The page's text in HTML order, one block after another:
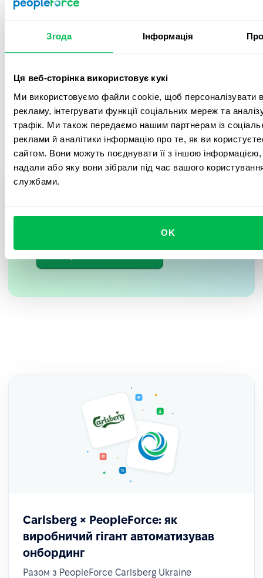
Згода Інформація
Ця веб-сторінка використовує кукі
Ми використовуємо файли cookie, щоб персоналізувати
рекламу, інтегрувати функції соціальних мереж та
трафік. Ми також передаємо нашим партнерам із
реклами й аналітики інформацію про те, як ви
сайтом. Вони можуть поєднувати її з іншою інформацією,
надали або яку вони зібрали під час вашого
службами.
OK
Виняткова підтримка
усі питання того ж дня».
Постійні оновлення та розвиток
вдосконаленні. «Лише за кілька місяців ми вже
побачили багато покращень – і це допомагає
нам підвищувати якість власного сервісу».
Впровадження лише за 1 місяць
Миттєве 100% залучення співробітників
LATAM-командою
до 5 хвилин, як Open IT? 🚀
Забронювати демо
Carlsberg × PeopleForce: як
виробничий гігант автоматизував
онбординг
Разом з PeopleForce Carlsberg Ukraine